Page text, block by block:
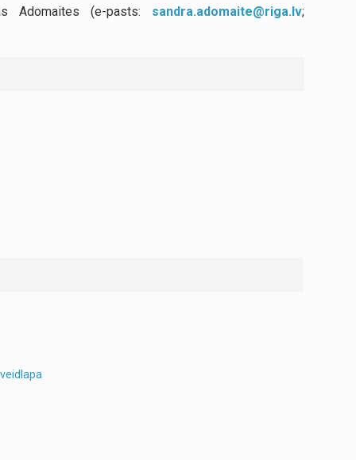
Adomaites (e-pasts: sandra.adomaite@riga.lv;